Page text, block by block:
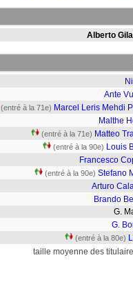
Alberto
Ante
(entré à la 71e) Marcel Leris Mehdi
Malthe
(entré à la 71e) Matteo
(entré à la 90e) Louis
Francesco
(entré à la 90e) Stefano
Arturo
Brando
G.
G.
(entré à la 80e)
taille moyenne des